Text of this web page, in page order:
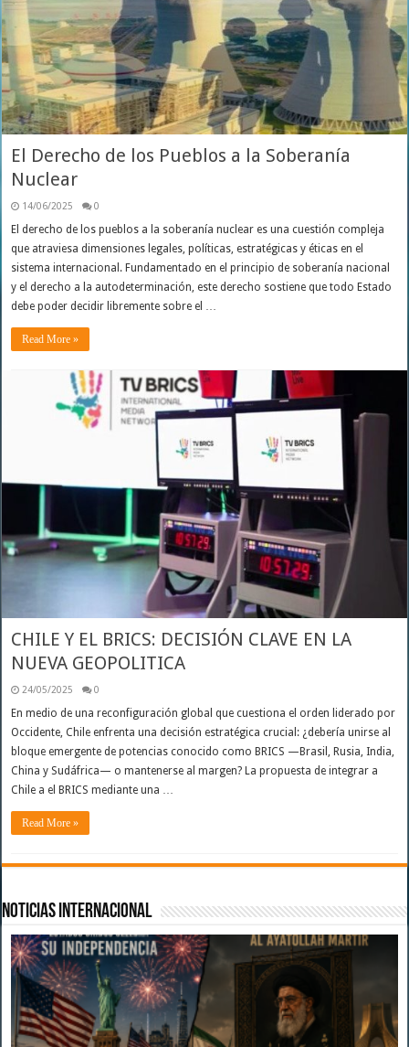
El Derecho de los Pueblos a la Soberanía
Nuclear
14/06/2025 0
El derecho de los pueblos a la soberanía nuclear es una cuestión compleja
que atraviesa dimensiones legales, políticas, estratégicas y éticas en el
sistema internacional. Fundamentado en el principio de soberanía nacional
y el derecho a la autodeterminación, este derecho sostiene que todo Estado
debe poder decidir libremente sobre el …
Read More »
CHILE Y EL BRICS: DECISIÓN CLAVE EN LA
NUEVA GEOPOLITICA
24/05/2025 0
En medio de una reconfiguración global que cuestiona el orden liderado por
Occidente, Chile enfrenta una decisión estratégica crucial: ¿debería unirse al
bloque emergente de potencias conocido como BRICS —Brasil, Rusia, India,
China y Sudáfrica— o mantenerse al margen? La propuesta de integrar a
Chile a el BRICS mediante una …
Read More »
Noticias Internacional